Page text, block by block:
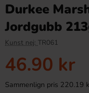
Durkee
Jordgubb
Kunst nej: TR061
46.90 kr
Sammenlign pris 220.19